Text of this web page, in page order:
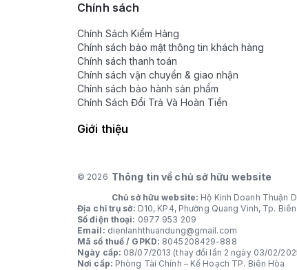
Chính sách
Chính Sách Kiểm Hàng
Chính sách bảo mật thông tin khách hàng
Chính sách thanh toán
Chính sách vận chuyển & giao nhận
Chính sách bảo hành sản phẩm
Chính Sách Đổi Trả Và Hoàn Tiền
Giới thiệu
© 2026 Thông tin về chủ sở hữu website
Chủ sở hữu website: Hộ Kinh Doanh Thuận
Địa chỉ trụ sở: D10, KP4, Phường Quang Vinh, Tp.
Số điện thoại: 0977 953 209
Email: dienlanhthuandung@gmail.com
Mã số thuế / GPKD: 8045208429-888
Ngày cấp: 08/07/2013 (thay đổi lần 2 ngày 03/02/
Nơi cấp: Phòng Tài Chính – Kế Hoạch TP. Biên Hòa